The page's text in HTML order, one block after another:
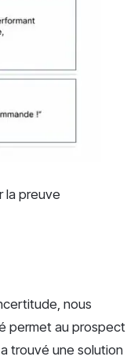
la preuve
nous
permet au prospect
trouvé une solution